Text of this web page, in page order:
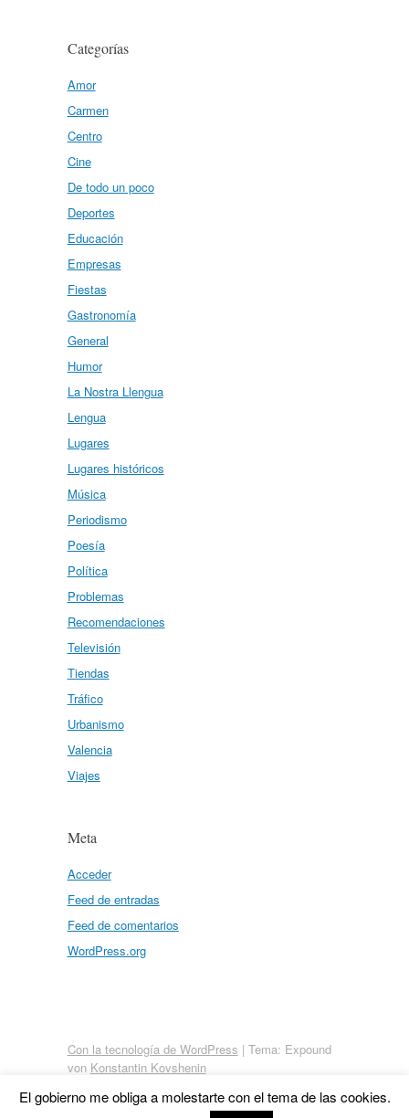
Categorías
Amor
Carmen
Centro
Cine
De todo un poco
Deportes
Educación
Empresas
Fiestas
Gastronomía
General
Humor
La Nostra Llengua
Lengua
Lugares
Lugares históricos
Música
Periodismo
Poesía
Política
Problemas
Recomendaciones
Televisión
Tiendas
Tráfico
Urbanismo
Valencia
Viajes
Meta
Acceder
Feed de entradas
Feed de comentarios
WordPress.org
Con la tecnología de WordPress | Tema: Expound
von Konstantin Kovshenin
El gobierno me obliga a molestarte con el tema de las cookies.